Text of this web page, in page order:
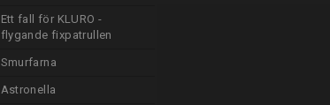
Ett fall för KLURO -
flygande fixpatrullen
Smurfarna
Astronella